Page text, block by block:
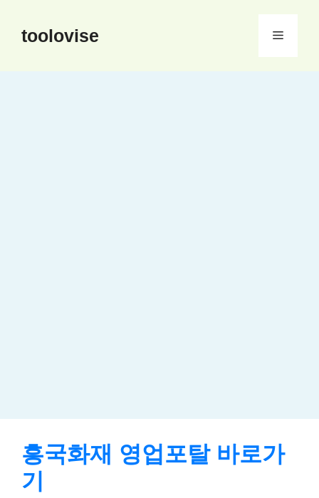
toolovise 메
흥국화재 영업포탈 바로가
기